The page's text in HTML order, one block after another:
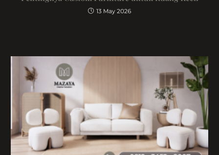
13 May 2026